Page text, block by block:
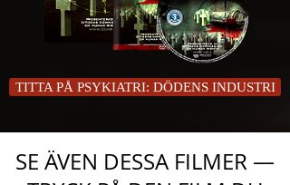
TITTA PÅ PSYKIATRI: DÖDENS INDUSTRI
SE ÄVEN DESSA FILMER —